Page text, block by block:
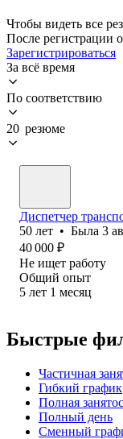
Чтобы видеть все
После регистрации
Зарегистрироваться
За всё время
По соответствию
20 резюме
Диспетчер
50 лет • Была 3
40 000 ₽
Не ищет работу
Общий опыт
5 лет 1 месяц
Быстрые
Частичная
Гибкий график
Полная
Полный день
Сменный